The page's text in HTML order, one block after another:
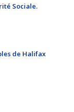
Sociale.
de Halifax